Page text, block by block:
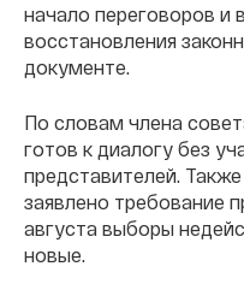
начало переговоров и
восстановления
документе.
По словам члена
готов к диалогу без
представителей.
заявлено требование
августа выборы
новые.